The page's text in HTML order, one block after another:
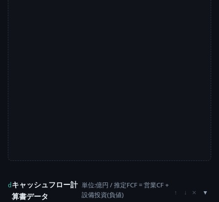
d キャッシュフロー計
算書データ
単位:億円 / 推定FCF = 営業CF +
設備投資(負値)
↑ ↓ ×